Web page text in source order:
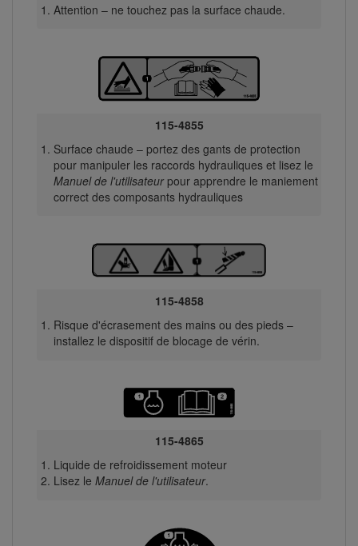
Attention – ne touchez pas la surface chaude.
115-4855
Surface chaude – portez des gants de protection
pour manipuler les raccords hydrauliques et lisez le
Manuel de l'utilisateurpour apprendre le maniement
correct des composants hydrauliques
115-4858
Risque d'écrasement des mains ou des pieds –
installez le dispositif de blocage de vérin.
115-4865
Liquide de refroidissement moteur
Lisez le Manuel de l'utilisateur.